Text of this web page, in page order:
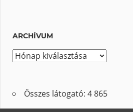
ARCHÍVUM
A
h
Összes látogató: 4 865